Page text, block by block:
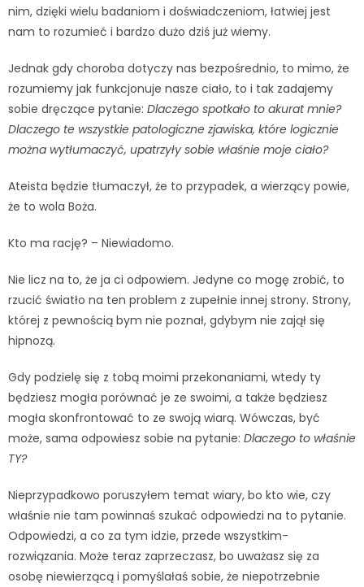
nim, dzięki wielu badaniom i doświadczeniom, łatwiej jest
nam to rozumieć i bardzo dużo dziś już wiemy.
Jednak gdy choroba dotyczy nas bezpośrednio, to mimo, że
rozumiemy jak funkcjonuje nasze ciało, to i tak zadajemy
sobie dręczące pytanie: Dlaczego spotkało to akurat mnie?
Dlaczego te wszystkie patologiczne zjawiska, które logicznie
można wytłumaczyć, upatrzyły sobie właśnie moje ciało?
Ateista będzie tłumaczył, że to przypadek, a wierzący powie,
że to wola Boża.
Kto ma rację? – Niewiadomo.
Nie licz na to, że ja ci odpowiem. Jedyne co mogę zrobić, to
rzucić światło na ten problem z zupełnie innej strony. Strony,
której z pewnością bym nie poznał, gdybym nie zajął się
hipnozą.
Gdy podzielę się z tobą moimi przekonaniami, wtedy ty
będziesz mogła porównać je ze swoimi, a także będziesz
mogła skonfrontować to ze swoją wiarą. Wówczas, być
może, sama odpowiesz sobie na pytanie: Dlaczego to właśnie
TY?
Nieprzypadkowo poruszyłem temat wiary, bo kto wie, czy
właśnie nie tam powinnaś szukać odpowiedzi na to pytanie.
Odpowiedzi, a co za tym idzie, przede wszystkim-
rozwiązania. Może teraz zaprzeczasz, bo uważasz się za
osobę niewierzącą i pomyślałaś sobie, że niepotrzebnie